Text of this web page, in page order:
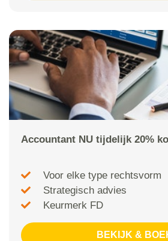
Accountant NU tijdelijk 20%
Voor elke type rechtsvorm
Strategisch advies
Keurmerk FD
BEKIJK &